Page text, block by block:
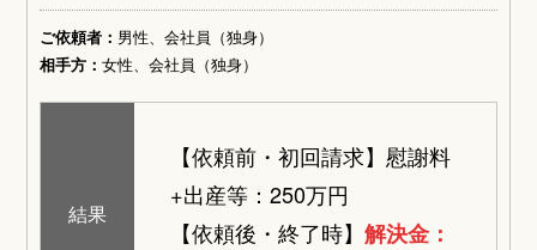
ご依頼者： 男性、会社員（独身）
相手方：女性、会社員（独身）
結果
【依頼前・初回請求】 慰謝料
+出産等：250万円
【依頼後・終了時】 解決金：